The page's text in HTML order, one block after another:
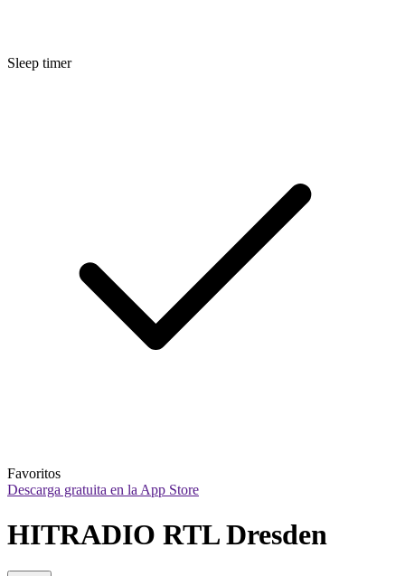
Sleep timer
Favoritos
Descarga gratuita en la App Store
HITRADIO RTL Dresden